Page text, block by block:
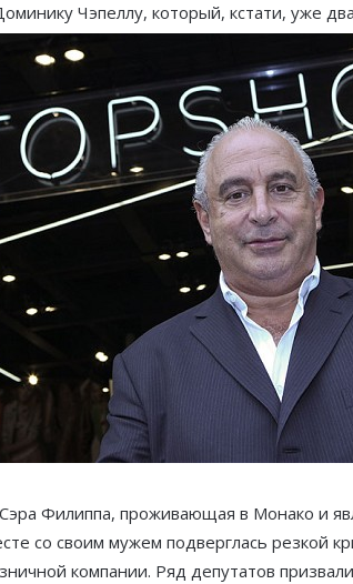
Чэпеллу, который, кстати, уже
Филиппа, проживающая в Монако и
со своим мужем подверглась резкой
компании. Ряд депутатов